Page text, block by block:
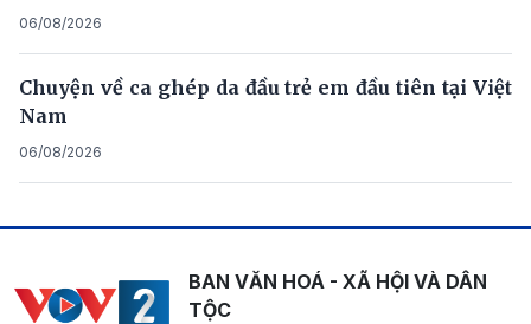
06/08/2026
Chuyện về ca ghép da đầu trẻ em đầu tiên tại Việt
Nam
06/08/2026
BAN VĂN HOÁ - XÃ HỘI VÀ DÂN
TỘC